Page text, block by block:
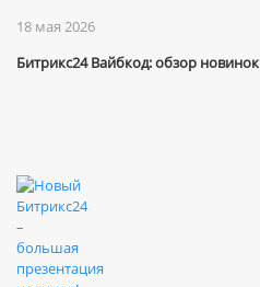
18 мая 2026
Битрикс24 Вайбкод: обзор новинок